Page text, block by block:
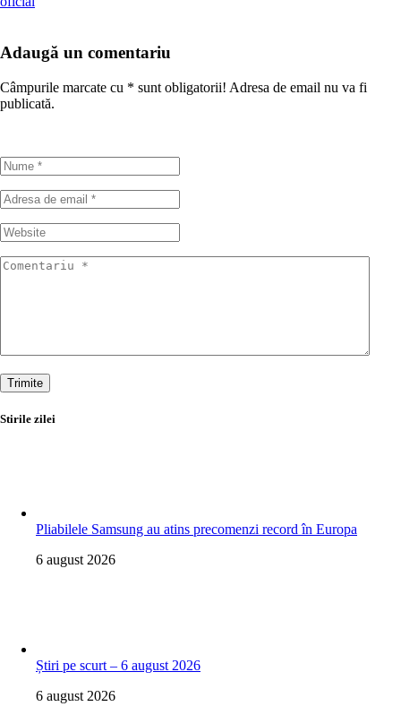
Adaugă un comentariu
Câmpurile marcate cu * sunt obligatorii! Adresa de email nu va fi
publicată.
Trimite
Stirile zilei
Pliabilele Samsung au atins precomenzi record în Europa
6 august 2026
Știri pe scurt – 6 august 2026
6 august 2026